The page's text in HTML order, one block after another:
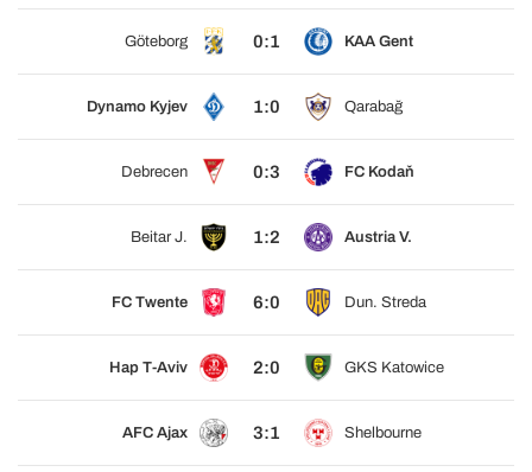
Göteborg 0:1 KAA Gent
Dynamo Kyjev 1:0 Qarabağ
Debrecen 0:3 FC Kodaň
Beitar J. 1:2 Austria V.
FC Twente 6:0 Dun. Streda
Hap T-Aviv 2:0 GKS Katowice
AFC Ajax 3:1 Shelbourne